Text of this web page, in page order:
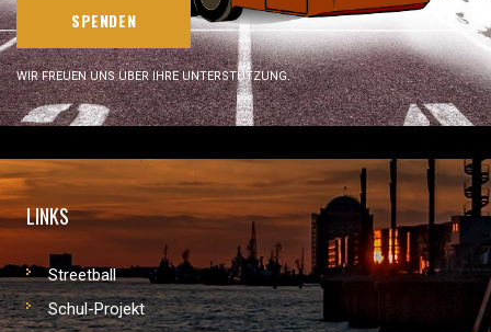
SPENDEN
WIR FREUEN UNS ÜBER IHRE UNTERSTÜTZUNG.
LINKS
Streetball
Schul-Projekt